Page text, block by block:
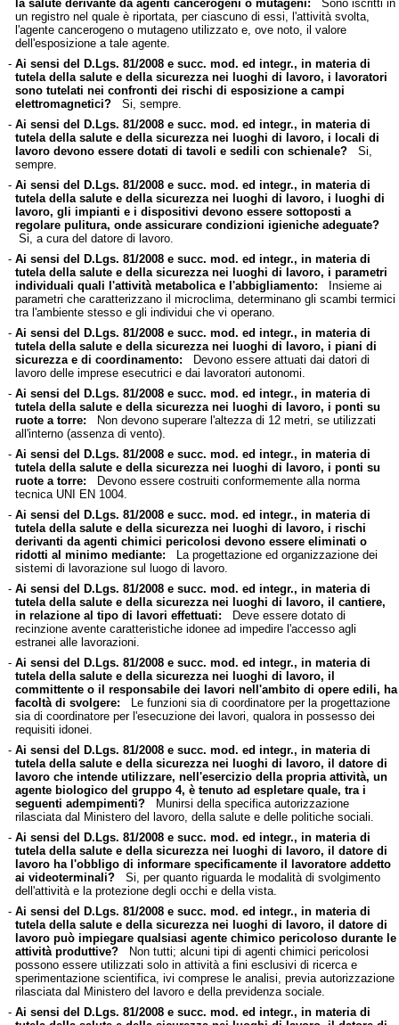
la salute derivante da agenti cancerogeni o mutageni: Sono iscritti in
un registro nel quale è riportata, per ciascuno di essi, l'attività svolta,
l'agente cancerogeno o mutageno utilizzato e, ove noto, il valore
dell'esposizione a tale agente.
- Ai sensi del D.Lgs. 81/2008 e succ. mod. ed integr., in materia di
tutela della salute e della sicurezza nei luoghi di lavoro, i lavoratori
sono tutelati nei confronti dei rischi di esposizione a campi
elettromagnetici?Si, sempre.
- Ai sensi del D.Lgs. 81/2008 e succ. mod. ed integr., in materia di
tutela della salute e della sicurezza nei luoghi di lavoro, i locali di
lavoro devono essere dotati di tavoli e sedili con schienale?Si,
sempre.
- Ai sensi del D.Lgs. 81/2008 e succ. mod. ed integr., in materia di
tutela della salute e della sicurezza nei luoghi di lavoro, i luoghi di
lavoro, gli impianti e i dispositivi devono essere sottoposti a
regolare pulitura, onde assicurare condizioni igieniche adeguate?
Si, a cura del datore di lavoro.
- Ai sensi del D.Lgs. 81/2008 e succ. mod. ed integr., in materia di
tutela della salute e della sicurezza nei luoghi di lavoro, i parametri
individuali quali l'attività metabolica e l'abbigliamento: Insieme ai
parametri che caratterizzano il microclima, determinano gli scambi termici
tra l'ambiente stesso e gli individui che vi operano.
- Ai sensi del D.Lgs. 81/2008 e succ. mod. ed integr., in materia di
tutela della salute e della sicurezza nei luoghi di lavoro, i piani di
sicurezza e di coordinamento: Devono essere attuati dai datori di
lavoro delle imprese esecutrici e dai lavoratori autonomi.
- Ai sensi del D.Lgs. 81/2008 e succ. mod. ed integr., in materia di
tutela della salute e della sicurezza nei luoghi di lavoro, i ponti su
ruote a torre: Non devono superare l'altezza di 12 metri, se utilizzati
all'interno (assenza di vento).
- Ai sensi del D.Lgs. 81/2008 e succ. mod. ed integr., in materia di
tutela della salute e della sicurezza nei luoghi di lavoro, i ponti su
ruote a torre: Devono essere costruiti conformemente alla norma
tecnica UNI EN 1004.
- Ai sensi del D.Lgs. 81/2008 e succ. mod. ed integr., in materia di
tutela della salute e della sicurezza nei luoghi di lavoro, i rischi
derivanti da agenti chimici pericolosi devono essere eliminati o
ridotti al minimo mediante: La progettazione ed organizzazione dei
sistemi di lavorazione sul luogo di lavoro.
- Ai sensi del D.Lgs. 81/2008 e succ. mod. ed integr., in materia di
tutela della salute e della sicurezza nei luoghi di lavoro, il cantiere,
in relazione al tipo di lavori effettuati: Deve essere dotato di
recinzione avente caratteristiche idonee ad impedire l'accesso agli
estranei alle lavorazioni.
- Ai sensi del D.Lgs. 81/2008 e succ. mod. ed integr., in materia di
tutela della salute e della sicurezza nei luoghi di lavoro, il
committente o il responsabile dei lavori nell'ambito di opere edili, ha
facoltà di svolgere: Le funzioni sia di coordinatore per la progettazione
sia di coordinatore per l'esecuzione dei lavori, qualora in possesso dei
requisiti idonei.
- Ai sensi del D.Lgs. 81/2008 e succ. mod. ed integr., in materia di
tutela della salute e della sicurezza nei luoghi di lavoro, il datore di
lavoro che intende utilizzare, nell'esercizio della propria attività, un
agente biologico del gruppo 4, è tenuto ad espletare quale, tra i
seguenti adempimenti?Munirsi della specifica autorizzazione
rilasciata dal Ministero del lavoro, della salute e delle politiche sociali.
- Ai sensi del D.Lgs. 81/2008 e succ. mod. ed integr., in materia di
tutela della salute e della sicurezza nei luoghi di lavoro, il datore di
lavoro ha l'obbligo di informare specificamente il lavoratore addetto
ai videoterminali?Si, per quanto riguarda le modalità di svolgimento
dell'attività e la protezione degli occhi e della vista.
- Ai sensi del D.Lgs. 81/2008 e succ. mod. ed integr., in materia di
tutela della salute e della sicurezza nei luoghi di lavoro, il datore di
lavoro può impiegare qualsiasi agente chimico pericoloso durante le
attività produttive?Non tutti; alcuni tipi di agenti chimici pericolosi
possono essere utilizzati solo in attività a fini esclusivi di ricerca e
sperimentazione scientifica, ivi comprese le analisi, previa autorizzazione
rilasciata dal Ministero del lavoro e della previdenza sociale.
- Ai sensi del D.Lgs. 81/2008 e succ. mod. ed integr., in materia di